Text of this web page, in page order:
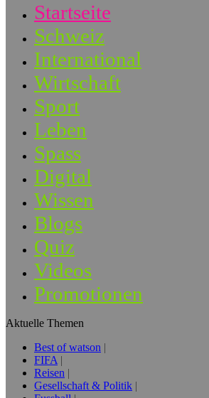
Startseite
Schweiz
International
Wirtschaft
Sport
Leben
Spass
Digital
Wissen
Blogs
Quiz
Videos
Promotionen
Aktuelle Themen
Best of watson
FIFA
Reisen
Gesellschaft & Politik